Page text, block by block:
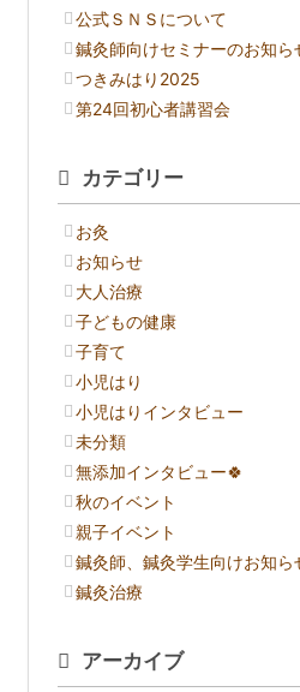
公式ＳＮＳについて
鍼灸師向けセミナーのお知ら
つきみはり2025
第24回初心者講習会
カテゴリー
お灸
お知らせ
大人治療
子どもの健康
子育て
小児はり
小児はりインタビュー
未分類
無添加インタビュー🍀
秋のイベント
親子イベント
鍼灸師、鍼灸学生向けお知ら
鍼灸治療
アーカイブ